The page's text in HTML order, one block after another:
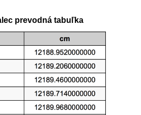
prevodná tabuľka